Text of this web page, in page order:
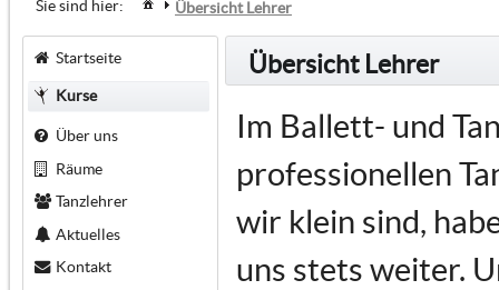
Sie sind hier: Übersicht Lehrer
Startseite
Kurse
Über uns
Räume
Tanzlehrer
Aktuelles
Kontakt
Übersicht Lehrer
Im Ballett- und
professionellen
wir klein sind,
uns stets weiter.